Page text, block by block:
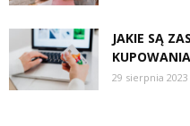
JAKIE SĄ
29 sierpnia 2023